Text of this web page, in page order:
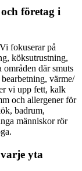
företag i
fokuserar på
köksutrustning,
där smuts
värme/
vi upp fett, kalk
och allergener för
badrum,
människor rör
yta